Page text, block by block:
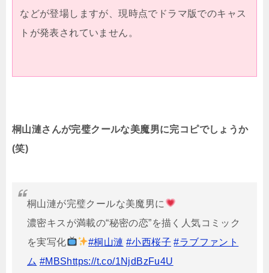
などが登場しますが、現時点でドラマ版でのキャス
トが発表されていません。
桐山漣さんが完璧クールな美魔男に完コピでしょうか
(笑)
桐山漣が完璧クールな美魔男に
濃密キスが満載の“秘密の恋”を描く人気コミック
を実写化
#桐山漣 #小西桜子 #ラブファント
ム #MBShttps://t.co/1NjdBzFu4U